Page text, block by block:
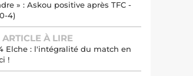
» : Askou positive après TFC -
4)
ARTICLE À LIRE
Elche : l'intégralité du match en
!